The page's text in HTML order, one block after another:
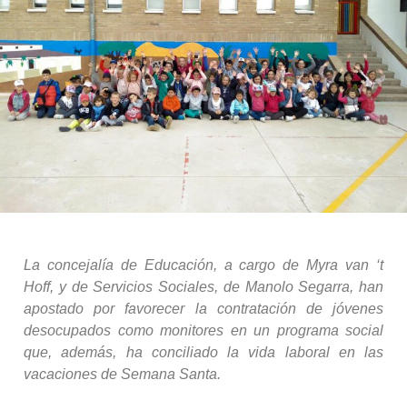
La concejalía de Educación, a cargo de Myra van ‘t
Hoff, y de Servicios Sociales, de Manolo Segarra, han
apostado por favorecer la contratación de jóvenes
desocupados como monitores en un programa social
que, además, ha conciliado la vida laboral en las
vacaciones de Semana Santa.